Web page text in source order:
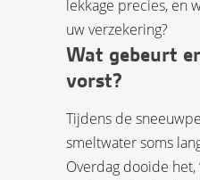
lekkage precies, en
uw verzekering?
Wat gebeurt
vorst?
Tijdens de
smeltwater soms
Overdag dooide het,